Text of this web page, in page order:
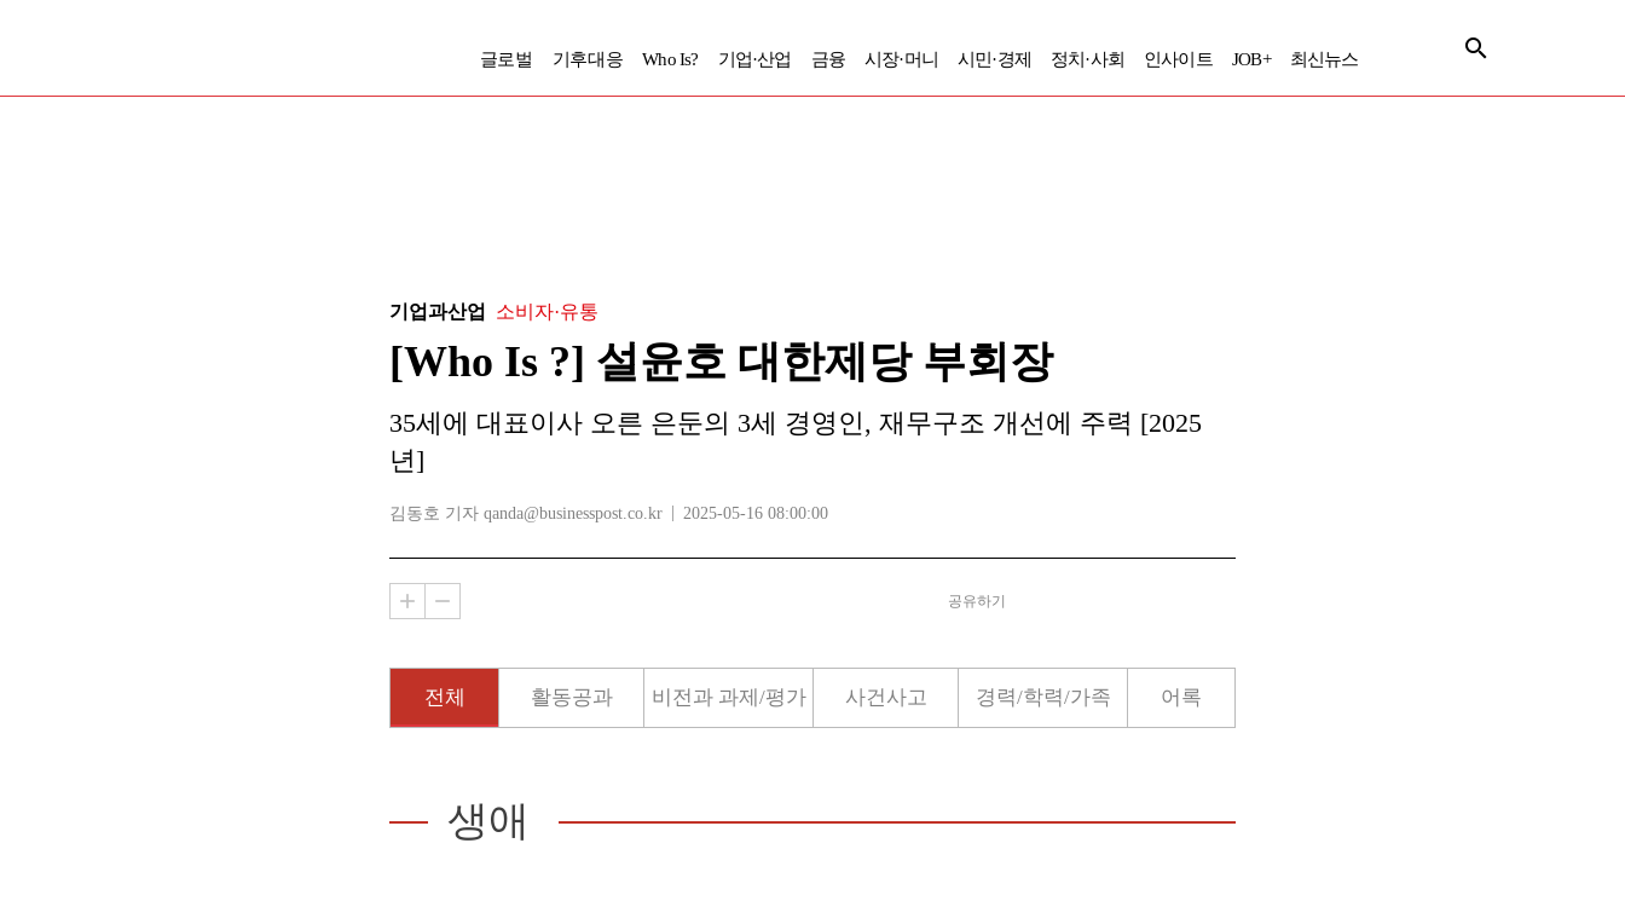
글로벌 기후대응 Who Is? 기업·산업 금융 시장·머니 시민·경제 정치·사회 인사이트 JOB+ 최신뉴스
기업과산업 소비자·유통
[Who Is ?] 설윤호 대한제당 부회장
35세에 대표이사 오른 은둔의 3세 경영인, 재무구조 개선에 주력 [2025
년]
김동호 기자 qanda@businesspost.co.kr 2025-05-16 08:00:00
공유하기
전체 활동공과 비전과 과제/평가 사건사고 경력/학력/가족 어록
생애